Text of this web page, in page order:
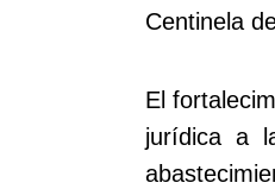
Centinela
El
jurídica a